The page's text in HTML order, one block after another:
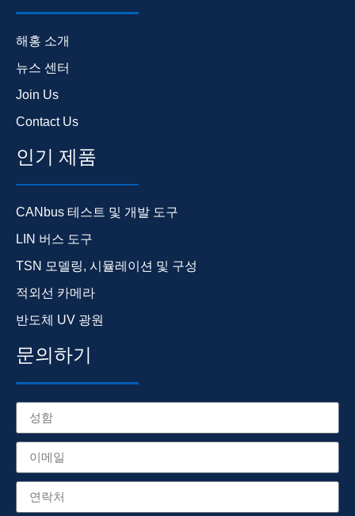
해홍 소개
뉴스 센터
Join Us
Contact Us
인기 제품
CANbus 테스트 및 개발 도구
LIN 버스 도구
TSN 모델링, 시뮬레이션 및 구성
적외선 카메라
반도체 UV 광원
문의하기